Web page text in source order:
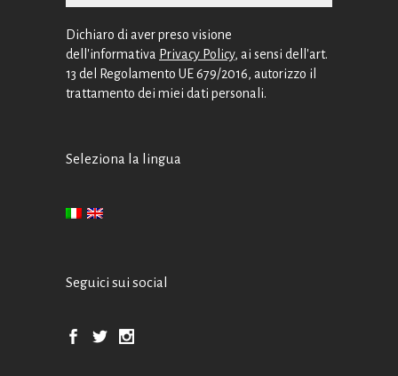
Dichiaro di aver preso visione
dell'informativa Privacy Policy, ai sensi dell'art.
13 del Regolamento UE 679/2016, autorizzo il
trattamento dei miei dati personali.
Seleziona la lingua
Seguici sui social